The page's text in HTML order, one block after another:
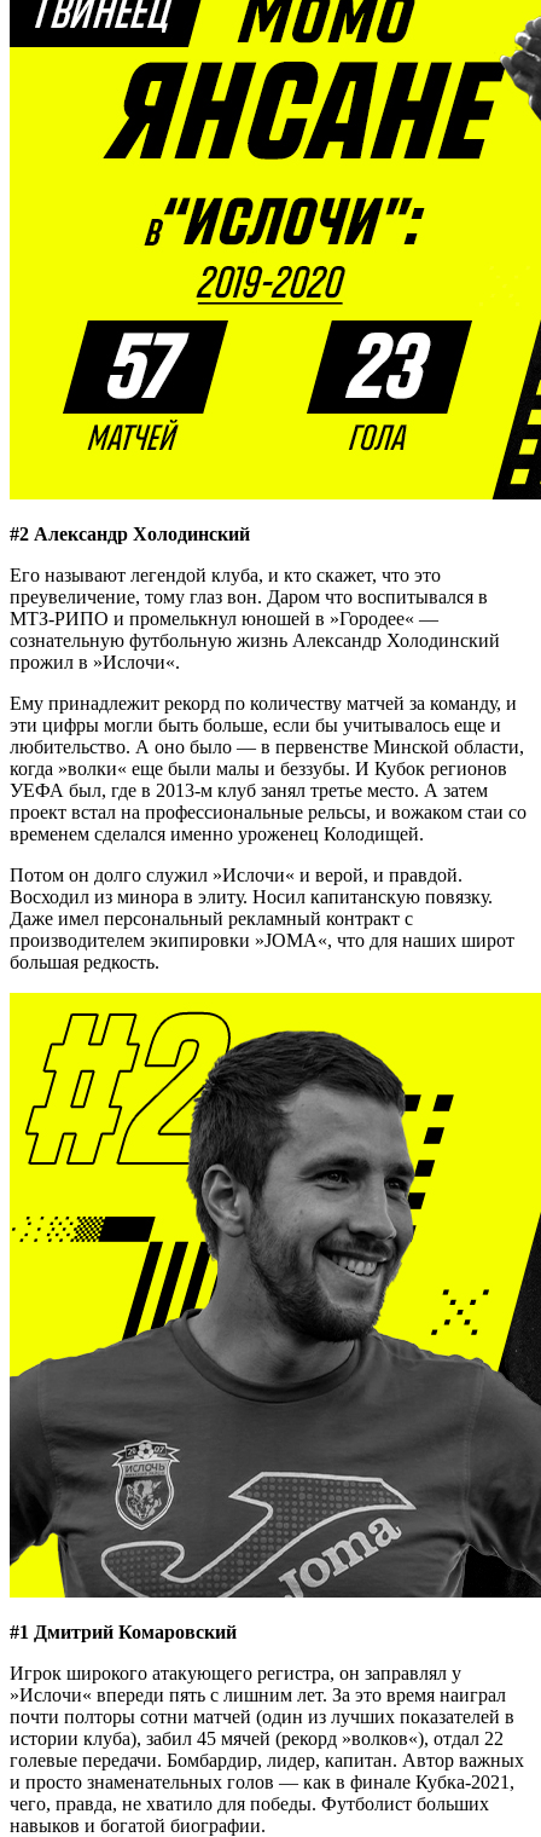
#2 Александр Холодинский
Его называют легендой клуба, и кто скажет, что это
преувеличение, тому глаз вон. Даром что воспитывался в
МТЗ-РИПО и промелькнул юношей в »Городее« —
сознательную футбольную жизнь Александр Холодинский
прожил в »Ислочи«.
Ему принадлежит рекорд по количеству матчей за команду, и
эти цифры могли быть больше, если бы учитывалось еще и
любительство. А оно было — в первенстве Минской области,
когда »волки« еще были малы и беззубы. И Кубок регионов
УЕФА был, где в 2013-м клуб занял третье место. А затем
проект встал на профессиональные рельсы, и вожаком стаи со
временем сделался именно уроженец Колодищей.
Потом он долго служил »Ислочи« и верой, и правдой.
Восходил из минора в элиту. Носил капитанскую повязку.
Даже имел персональный рекламный контракт с
производителем экипировки »JOMA«, что для наших широт
большая редкость.
#1 Дмитрий Комаровский
Игрок широкого атакующего регистра, он заправлял у
»Ислочи« впереди пять с лишним лет. За это время наиграл
почти полторы сотни матчей (один из лучших показателей в
истории клуба), забил 45 мячей (рекорд »волков«), отдал 22
голевые передачи. Бомбардир, лидер, капитан. Автор важных
и просто знаменательных голов — как в финале Кубка-2021,
чего, правда, не хватило для победы. Футболист больших
навыков и богатой биографии.